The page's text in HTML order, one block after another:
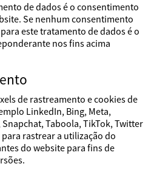
de dados é o consentimento
Se nenhum consentimento
este tratamento de dados é o
nos fins acima
de rastreamento e cookies de
LinkedIn, Bing, Meta,
Taboola, TikTok, Twitter
rastrear a utilização do
do website para fins de